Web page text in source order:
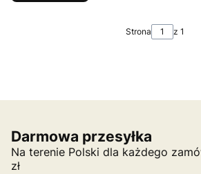
Strona z 1
Darmowa przesyłka
Na terenie Polski dla każdego
zł